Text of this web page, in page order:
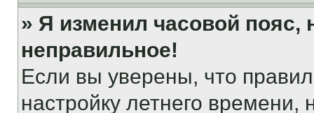
» Я изменил часовой пояс,
неправильное!
Если вы уверены, что
настройку летнего